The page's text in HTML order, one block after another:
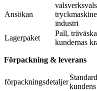
Ansökan
industri
Lagerpaket
Pall,
kundernas
Förpackning & leverans
förpackningsdetaljer